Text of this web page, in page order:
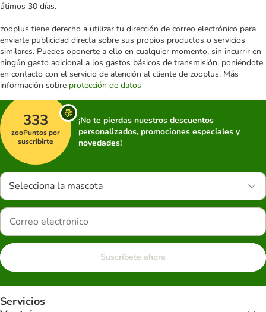
útimos 30 días.
zooplus tiene derecho a utilizar tu dirección de correo electrónico para
enviarte publicidad directa sobre sus propios productos o servicios
similares. Puedes oponerte a ello en cualquier momento, sin incurrir en
ningún gasto adicional a los gastos básicos de transmisión, poniéndote
en contacto con el servicio de atención al cliente de zooplus. Más
información sobre protección de datos
333
zooPuntos por
suscribirte
¡No te pierdas nuestros descuentos
personalizados, promociones especiales y
novedades!
Selecciona la mascota
Suscríbete ahora
Servicios